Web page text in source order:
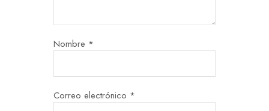
Nombre *
Correo electrónico *